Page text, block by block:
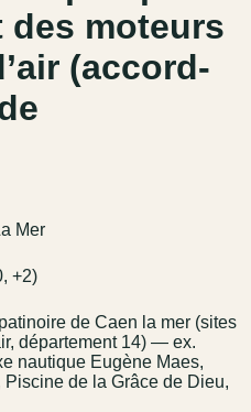
moteurs
(accord-
Mer
+2)
de Caen la mer (sites
département 14) — ex.
nautique Eugène Maes,
de la Grâce de Dieu,